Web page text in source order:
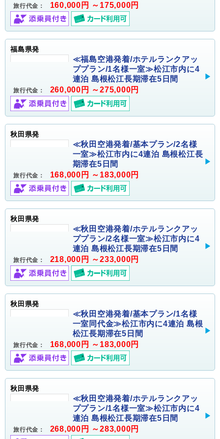
旅行代金： 160,000円 ～175,000円
福島県発
≪福島空港発着/ホテルランクアッ
ププラン/1名様一室≫松江市内に4
連泊 島根松江長期滞在5日間
旅行代金： 260,000円 ～275,000円
秋田県発
≪秋田空港発着/基本プラン/2名様
一室≫松江市内に4連泊 島根松江長
期滞在5日間
旅行代金： 168,000円 ～183,000円
秋田県発
≪秋田空港発着/ホテルランクアッ
ププラン/2名様一室≫松江市内に4
連泊 島根松江長期滞在5日間
旅行代金： 218,000円 ～233,000円
秋田県発
≪秋田空港発着/基本プラン/1名様
一室同代金≫松江市内に4連泊 島根
松江長期滞在5日間
旅行代金： 168,000円 ～183,000円
秋田県発
≪秋田空港発着/ホテルランクアッ
ププラン/1名様一室≫松江市内に4
連泊 島根松江長期滞在5日間
旅行代金： 268,000円 ～283,000円